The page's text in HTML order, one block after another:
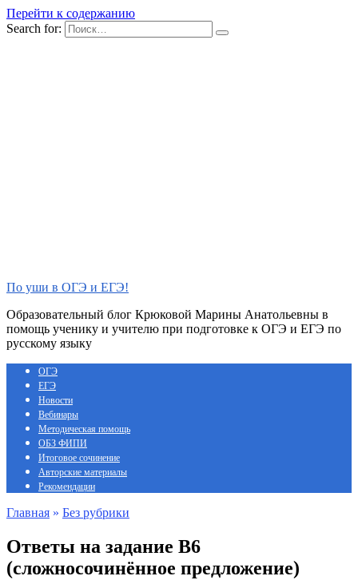
Перейти к содержанию
Search for:
По уши в ОГЭ и ЕГЭ!
Образовательный блог Крюковой Марины Анатольевны в
помощь ученику и учителю при подготовке к ОГЭ и ЕГЭ по
русскому языку
ОГЭ
ЕГЭ
Новости
Вебинары
Методическая помощь
ОБЗ ФИПИ
Итоговое сочинение
Авторские материалы
Рекомендации
Главная » Без рубрики
Ответы на задание В6
(сложносочинённое предложение)